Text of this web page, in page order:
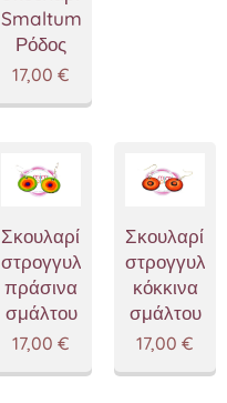
Smaltum,mimitopia
Ρόδος
17,00 €
Σκουλαρίκια
στρογγυλά
πράσινα
σμάλτου
17,00 €
στρογγυλά
κόκκινα
σμάλτου
17,00 €